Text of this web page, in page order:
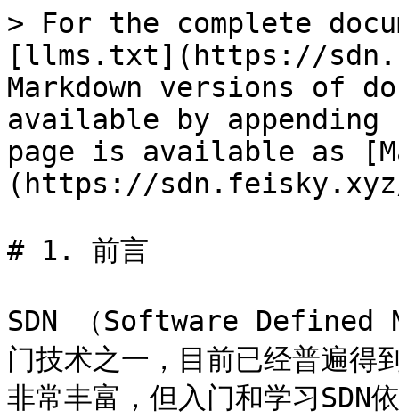
> For the complete
[llms.txt](https://
Markdown versions of
available by
page is available as
(https://sdn.feisky.xyz/
# 1. 前言
SDN （Software Defined
门技术之一，目前已经普遍得
非常丰富，但入门和学习SDN